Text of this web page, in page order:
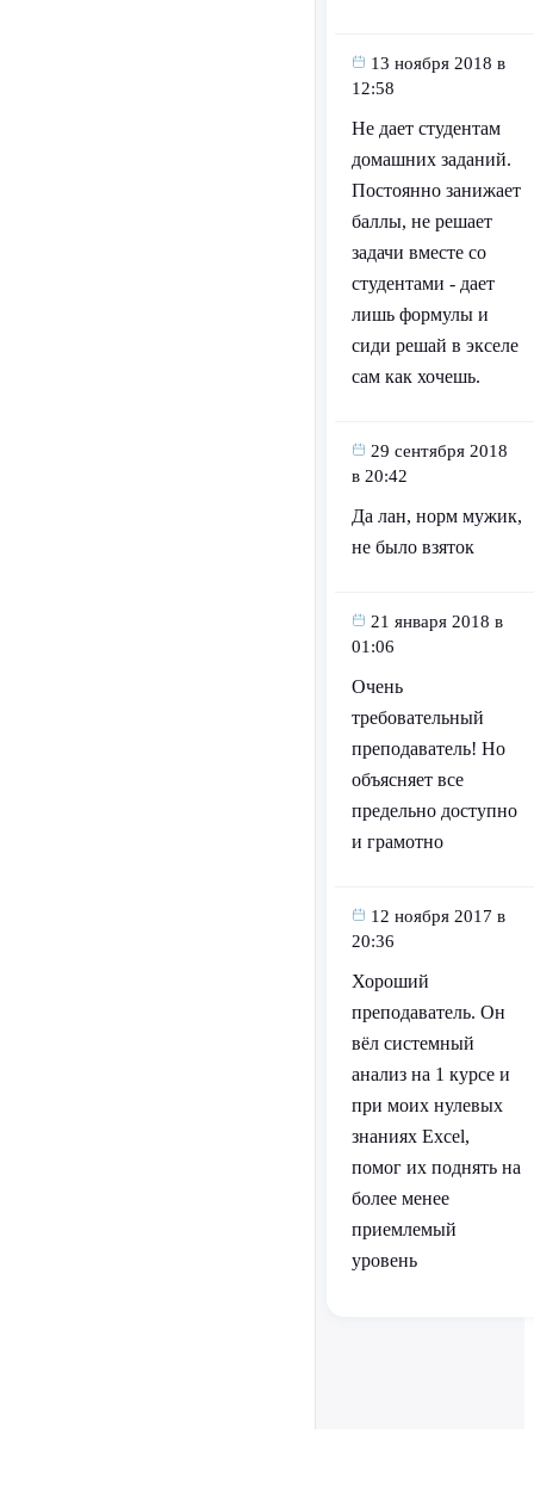
13 ноября 2018 в
12:58
Не дает студентам
домашних заданий.
Постоянно занижает
баллы, не решает
задачи вместе со
студентами - дает
лишь формулы и
сиди решай в экселе
сам как хочешь.
29 сентября 2018
в 20:42
Да лан, норм мужик,
не было взяток
21 января 2018 в
01:06
Очень
требовательный
преподаватель! Но
объясняет все
предельно доступно
и грамотно
12 ноября 2017 в
20:36
Хороший
преподаватель. Он
вёл системный
анализ на 1 курсе и
при моих нулевых
знаниях Excel,
помог их поднять на
более менее
приемлемый
уровень